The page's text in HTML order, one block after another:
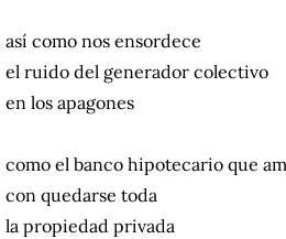
así como nos ensordece
el ruido del generador colectivo
en los apagones
como el banco hipotecario que
con quedarse toda
la propiedad privada